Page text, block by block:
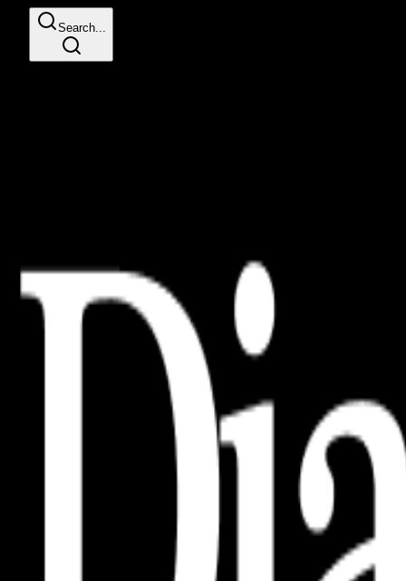
Search...